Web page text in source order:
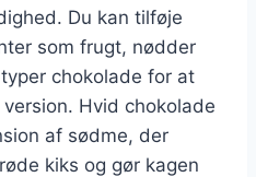
Du kan tilføje
som frugt, nødder
chokolade for at
Hvid chokolade
af sødme, der
kiks og gør kagen